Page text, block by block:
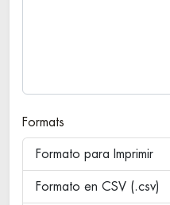
Formats
Formato para Imprimir
Formato en CSV (.csv)